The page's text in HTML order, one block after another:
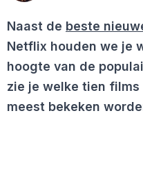
Naast de beste
Netflix houden we je
hoogte van de
zie je welke tien
meest bekeken